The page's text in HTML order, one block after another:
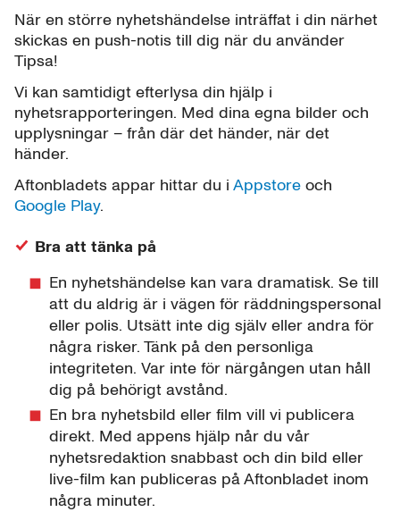
När en större nyhetshändelse inträffat i din närhet
skickas en push-notis till dig när du använder
Tipsa!
Vi kan samtidigt efterlysa din hjälp i
nyhetsrapporteringen. Med dina egna bilder och
upplysningar – från där det händer, när det
händer.
Aftonbladets appar hittar du i Appstore och
Google Play.
Bra att tänka på
En nyhetshändelse kan vara dramatisk. Se till
att du aldrig är i vägen för räddningspersonal
eller polis. Utsätt inte dig själv eller andra för
några risker. Tänk på den personliga
integriteten. Var inte för närgången utan håll
dig på behörigt avstånd.
En bra nyhetsbild eller film vill vi publicera
direkt. Med appens hjälp når du vår
nyhetsredaktion snabbast och din bild eller
live-film kan publiceras på Aftonbladet inom
några minuter.